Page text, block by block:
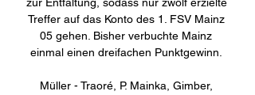
zur Entfaltung, sodass nur zwölf erzielte
Treffer auf das Konto des 1. FSV Mainz
05 gehen. Bisher verbuchte Mainz
einmal einen dreifachen Punktgewinn.
Müller - Traoré, P. Mainka, Gimber,